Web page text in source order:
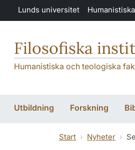
Hoppa till huvudinnehåll
Lunds universitet
Filosofiska
Humanistiska och teologiska
Utbildning Forskning
Start Nyheter